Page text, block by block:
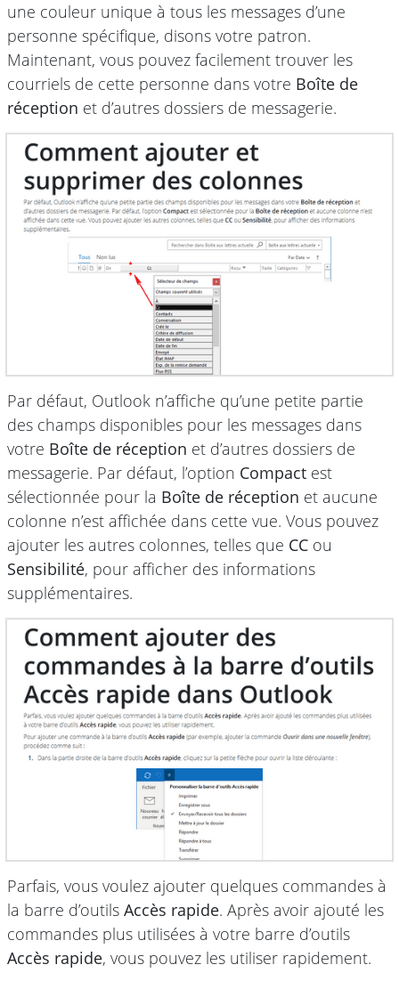
une couleur unique à tous les messages d’une
personne spécifique, disons votre patron.
Maintenant, vous pouvez facilement trouver les
courriels de cette personne dans votre Boîte de
réception et d’autres dossiers de messagerie.
Par défaut, Outlook n’affiche qu’une petite partie
des champs disponibles pour les messages dans
votre Boîte de réception et d’autres dossiers de
messagerie. Par défaut, l’option Compact est
sélectionnée pour la Boîte de réception et aucune
colonne n’est affichée dans cette vue. Vous pouvez
ajouter les autres colonnes, telles que CC ou
Sensibilité, pour afficher des informations
supplémentaires.
Parfais, vous voulez ajouter quelques commandes à
la barre d’outils Accès rapide. Après avoir ajouté les
commandes plus utilisées à votre barre d’outils
Accès rapide, vous pouvez les utiliser rapidement.